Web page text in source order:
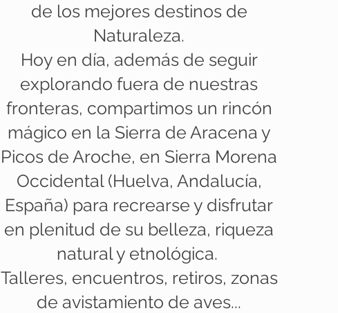
de los mejores destinos de
Naturaleza.
Hoy en día, además de seguir
explorando fuera de nuestras
fronteras, compartimos un rincón
mágico en la Sierra de Aracena y
Picos de Aroche, en Sierra Morena
Occidental (Huelva, Andalucía,
España) para recrearse y disfrutar
en plenitud de su belleza, riqueza
natural y etnológica.
Talleres, encuentros, retiros, zonas
de avistamiento de aves...